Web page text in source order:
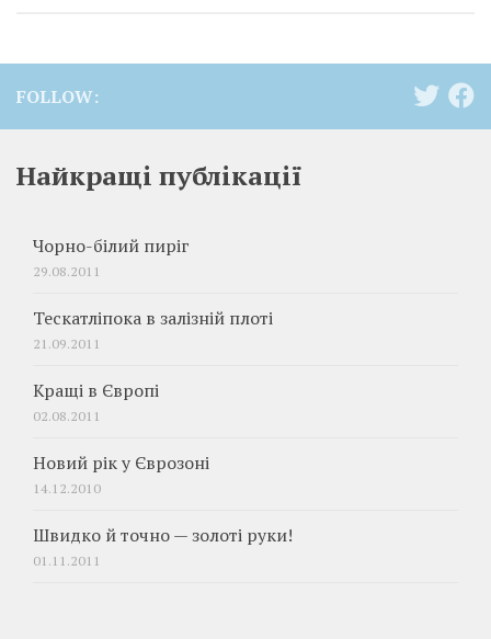
FOLLOW:
Найкращі публікації
Чорно-білий пиріг
29.08.2011
Тескатліпока в залізній плоті
21.09.2011
Кращі в Європі
02.08.2011
Новий рік у Єврозоні
14.12.2010
Швидко й точно — золоті руки!
01.11.2011